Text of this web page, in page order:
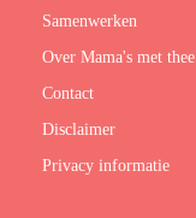
Samenwerken
Over Mama's met thee
Contact
Disclaimer
Privacy informatie